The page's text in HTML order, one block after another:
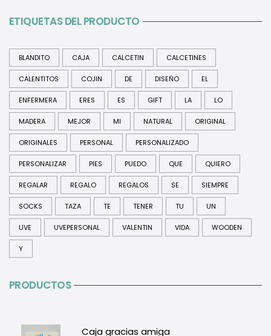
ETIQUETAS DEL PRODUCTO
BLANDITO CAJA CALCETIN CALCETINES
CALENTITOS COJIN DE DISEÑO EL
ENFERMERA ERES ES GIFT LA LO
MADERA MEJOR MI NATURAL ORIGINAL
ORIGINALES PERSONAL PERSONALIZADO
PERSONALIZAR PIES PUEDO QUE QUIERO
REGALAR REGALO REGALOS SE SIEMPRE
SOCKS TAZA TE TENER TU UN
UVE UVEPERSONAL VALENTIN VIDA WOODEN
Y
PRODUCTOS
Caja gracias amiga